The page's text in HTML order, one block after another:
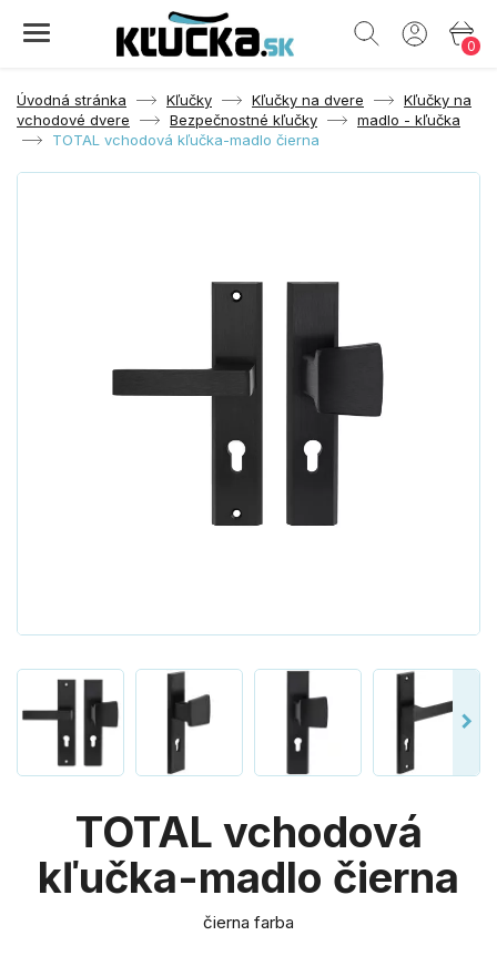
0
Úvodná stránka Kľučky Kľučky na dvere
Kľučky na
vchodové dvere
Bezpečnostné kľučky
madlo - kľučka
TOTAL vchodová kľučka-madlo čierna
TOTAL vchodová
kľučka-madlo čierna
čierna farba